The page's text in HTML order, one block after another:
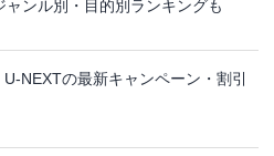
ャンル別・目的別ランキングも
U-NEXTの最新キャンペーン・割引